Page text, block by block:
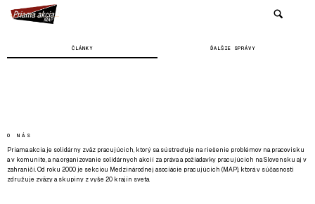
ČLÁNKY ĎALŠIE SPRÁVY
O NÁS
Priama akcia je solidárny zväz pracujúcich, ktorý sa sústreďuje na riešenie problémov na pracovisku
a v komunite, a na organizovanie solidárnych akcií za práva a požiadavky pracujúcich na Slovensku aj v
zahraničí. Od roku 2000 je sekciou Medzinárodnej asociácie pracujúcich (MAP), ktorá v súčasnosti
združuje zväzy a skupiny z vyše 20 krajín sveta.